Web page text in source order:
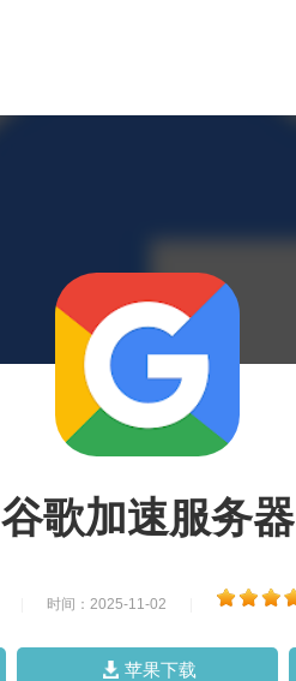
谷歌加速服务器
时间：2025-11-02
苹果下载